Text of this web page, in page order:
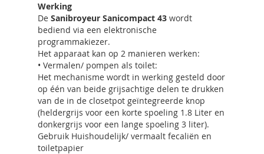
Werking
De Sanibroyeur Sanicompact 43 wordt
bediend via een elektronische
programmakiezer.
Het apparaat kan op 2 manieren werken:
• Vermalen/ pompen als toilet:
Het mechanisme wordt in werking gesteld door
op één van beide grijsachtige delen te drukken
van de in de closetpot geïntegreerde knop
(heldergrijs voor een korte spoeling 1.8 Liter en
donkergrijs voor een lange spoeling 3 liter).
Gebruik Huishoudelijk/ vermaalt fecaliën en
toiletpapier